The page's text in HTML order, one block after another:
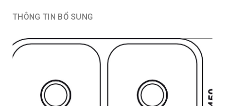
THÔNG TIN BỔ SUNG